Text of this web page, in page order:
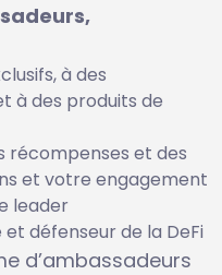
à des
à des produits de
récompenses et des
et votre engagement
leader
défenseur de la DeFi
d’ambassadeurs